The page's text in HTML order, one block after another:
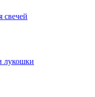
свечей
лукошки